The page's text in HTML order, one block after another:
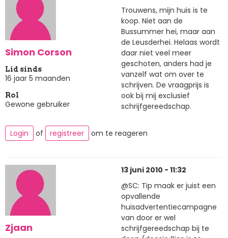
Simon Corson
Lid sinds
16 jaar 5 maanden
Rol
Gewone gebruiker
Trouwens, mijn huis is te
koop. Niet aan de
Bussummer hei, maar aan
de Leusderhei. Helaas wordt
daar niet veel meer
geschoten, anders had je
vanzelf wat om over te
schrijven. De vraagprijs is
ook bij mij exclusief
schrijfgereedschap.
Login of registreer om te reageren
Zjaan
13 juni 2010 - 11:32
@SC: Tip maak er juist een
opvallende
huisadvertentiecampagne
van door er wel
schrijfgereedschap bij te